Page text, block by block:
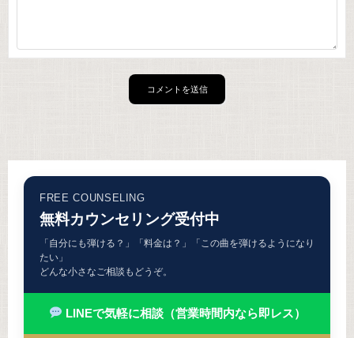
FREE COUNSELING
無料カウンセリング受付中
「自分にも弾ける？」「料金は？」「この曲を弾けるようになり
たい」
どんな小さなご相談もどうぞ。
LINEで気軽に相談（営業時間内なら即レス）